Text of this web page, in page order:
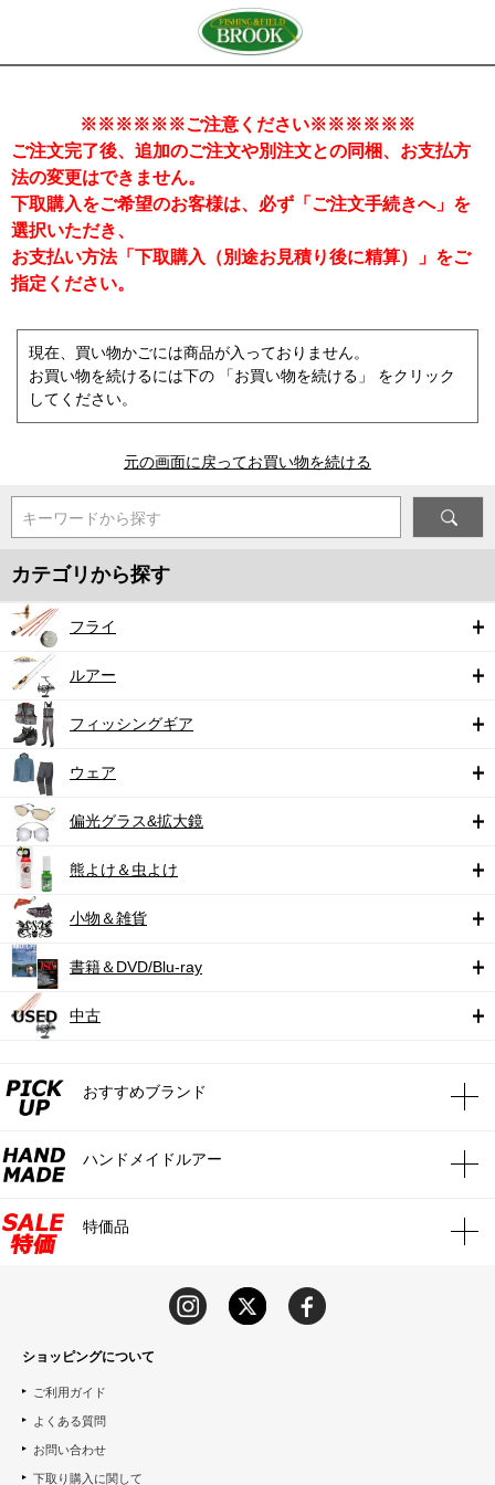
※※※※※※ご注意ください※※※※※※
ご注文完了後、追加のご注文や別注文との同梱、お支払方
法の変更はできません。
下取購入をご希望のお客様は、必ず「ご注文手続きへ」を
選択いただき、
お支払い方法「下取購入（別途お見積り後に精算）」をご
指定ください。
現在、買い物かごには商品が入っておりません。
お買い物を続けるには下の 「お買い物を続ける」 をクリック
してください。
元の画面に戻ってお買い物を続ける
キーワードから探す
カテゴリから探す
フライ
ルアー
フィッシングギア
ウェア
偏光グラス&拡大鏡
熊よけ＆虫よけ
小物＆雑貨
書籍＆DVD/Blu-ray
中古
おすすめブランド
ハンドメイドルアー
特価品
ショッピングについて
ご利用ガイド
よくある質問
お問い合わせ
下取り購入に関して